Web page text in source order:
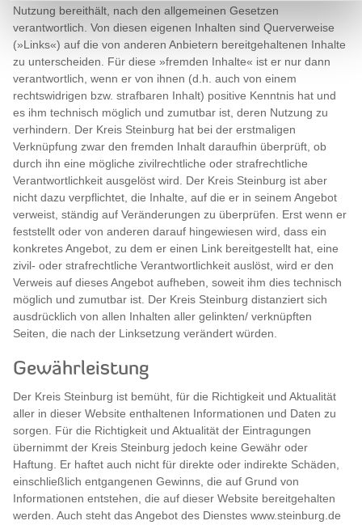
Nutzung bereithält, nach den allgemeinen Gesetzen
verantwortlich. Von diesen eigenen Inhalten sind Querverweise
(»Links«) auf die von anderen Anbietern bereitgehaltenen Inhalte
zu unterscheiden. Für diese »fremden Inhalte« ist er nur dann
verantwortlich, wenn er von ihnen (d.h. auch von einem
rechtswidrigen bzw. strafbaren Inhalt) positive Kenntnis hat und
es ihm technisch möglich und zumutbar ist, deren Nutzung zu
verhindern. Der Kreis Steinburg hat bei der erstmaligen
Verknüpfung zwar den fremden Inhalt daraufhin überprüft, ob
durch ihn eine mögliche zivilrechtliche oder strafrechtliche
Verantwortlichkeit ausgelöst wird. Der Kreis Steinburg ist aber
nicht dazu verpflichtet, die Inhalte, auf die er in seinem Angebot
verweist, ständig auf Veränderungen zu überprüfen. Erst wenn er
feststellt oder von anderen darauf hingewiesen wird, dass ein
konkretes Angebot, zu dem er einen Link bereitgestellt hat, eine
zivil- oder strafrechtliche Verantwortlichkeit auslöst, wird er den
Verweis auf dieses Angebot aufheben, soweit ihm dies technisch
möglich und zumutbar ist. Der Kreis Steinburg distanziert sich
ausdrücklich von allen Inhalten aller gelinkten/ verknüpften
Seiten, die nach der Linksetzung verändert würden.
Gewährleistung
Der Kreis Steinburg ist bemüht, für die Richtigkeit und Aktualität
aller in dieser Website enthaltenen Informationen und Daten zu
sorgen. Für die Richtigkeit und Aktualität der Eintragungen
übernimmt der Kreis Steinburg jedoch keine Gewähr oder
Haftung. Er haftet auch nicht für direkte oder indirekte Schäden,
einschließlich entgangenen Gewinns, die auf Grund von
Informationen entstehen, die auf dieser Website bereitgehalten
werden. Auch steht das Angebot des Dienstes www.steinburg.de